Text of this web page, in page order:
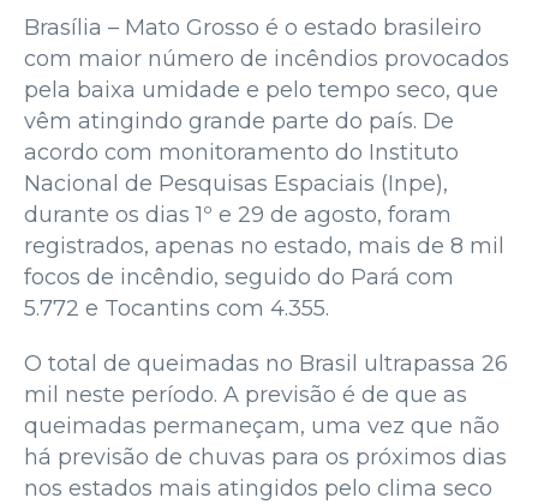
Brasília – Mato Grosso é o estado brasileiro
com maior número de incêndios provocados
pela baixa umidade e pelo tempo seco, que
vêm atingindo grande parte do país. De
acordo com monitoramento do Instituto
Nacional de Pesquisas Espaciais (Inpe),
durante os dias 1º e 29 de agosto, foram
registrados, apenas no estado, mais de 8 mil
focos de incêndio, seguido do Pará com
5.772 e Tocantins com 4.355.
O total de queimadas no Brasil ultrapassa 26
mil neste período. A previsão é de que as
queimadas permaneçam, uma vez que não
há previsão de chuvas para os próximos dias
nos estados mais atingidos pelo clima seco